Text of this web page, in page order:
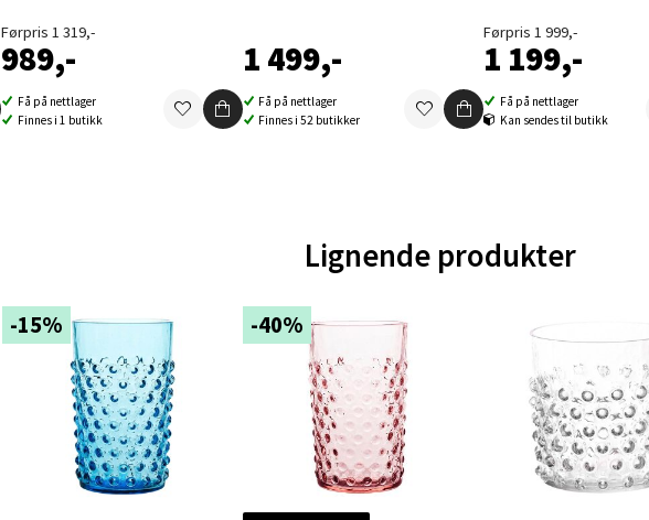
Førpris 1 319,-
989,-
Få på nettlager
Finnes i 1 butikk
1 499,-
Få på nettlager
Finnes i 52 butikker
Førpris 1 999,-
1 199,-
Få på nettlager
Kan sendes til butikk
Lignende produkter
-15% -40%
Bergen - Oasen Senter
Aunasenteret, Sunndalsvegen 3, 7340 Oppdal
Åpent i dag 10-18
0 i butikk
Orkanger - Thon Senter Orkanger